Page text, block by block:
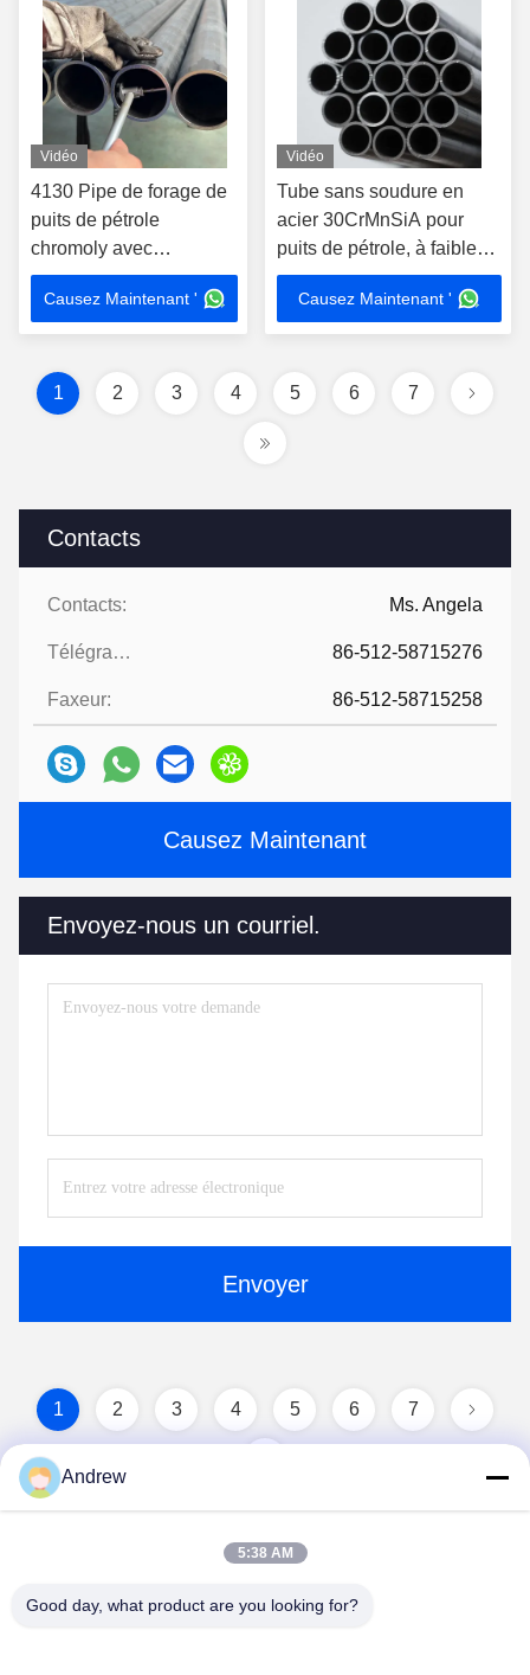
Contacts
Contacts: Ms. Angela
Télégramme: 86-512-58715276
Faxeur: 86-512-58715258
Causez Maintenant
Envoyez-nous un courriel.
Envoyer
Vidéo
4130 Pipe de forage de
puits de pétrole
chromoly avec
construction
transparente et
conformité API 5D pour
carbone et tuyaux de
forage
Causez Maintenant '
Vidéo
Tube sans soudure en
acier 30CrMnSiA pour
puits de pétrole, à faibles
contraintes résiduelles
circonférentielles et à
haute résistance pour
Causez Maintenant '
1 2 3 4 5 6 7
1 2 3 4 5 6 7
Andrew
5:38 AM
Good day, what product are you looking for?